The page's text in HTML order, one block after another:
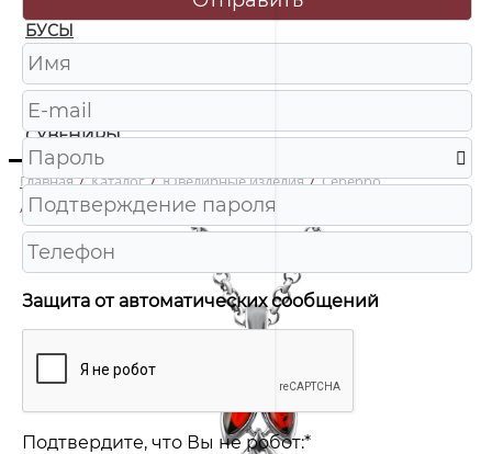
БУСЫ
ЧАСЫ
ШКАТУЛКИ
СУВЕНИРЫ
Главная / Каталог / Ювелирные изделия / Серебро
/
928041075ac Подвеска Ag 925
Защита от автоматических сообщений
Подтвердите, что Вы не робот:*